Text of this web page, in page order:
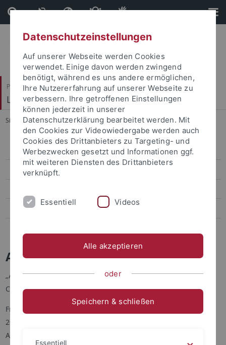
Direkt
zum
Inhalt
Direkt
zur
Fußleiste
Philosophische Fakultät
Lehrstuhl Prof. Dr. Georg Braungart
Sie sind hier: Startseite ... Ausstellungen
curriculum vitae
Publikationen
Forschungsschwerpunkte
Ausstellungen
„Auf Dornen oder Rosen hingesunken?“ Eros und Poesie bei
Clemens Brentano
Frankfurter Goethe-Haus/ Freies Deutsches Hochstift, 6. Juli
2003 bis 14. September 2003 (Konzeption und Betreuung der
Ausstellung als eine von drei Kurator/innen)
Datenschutzeinstellungen
Auf unserer Webseite werden Cookies
verwendet. Einige davon werden zwingend
benötigt, während es uns andere ermöglichen,
Ihre Nutzererfahrung auf unserer Webseite zu
verbessern. Ihre getroffenen Einstellungen
können jederzeit in unserer
Datenschutzerklärung bearbeitet werden. Mit
den Cookies zur Videowiedergabe werden auch
Cookies des Drittanbieters zu Targeting- und
Werbezwecken gesetzt und Informationen ggf.
mit weiteren Diensten des Drittanbieters
verknüpft.
Essentiell Videos
Alle akzeptieren
oder
Speichern & schließen
Essentiell